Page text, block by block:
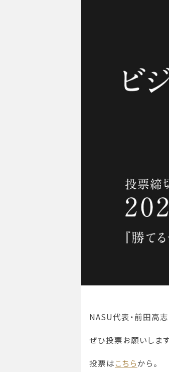
NASU代表・前田高志
ぜひ投票お願いします
投票はこちらから。